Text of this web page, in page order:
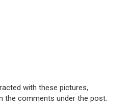
with these pictures,
the comments under the post.